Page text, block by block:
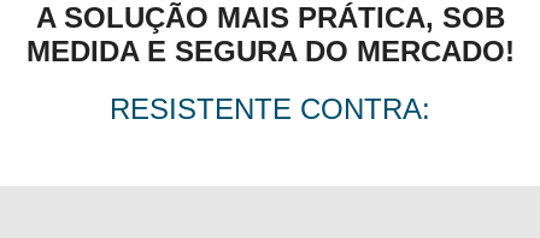
A SOLUÇÃO MAIS PRÁTICA, SOB
MEDIDA E SEGURA DO MERCADO!
RESISTENTE CONTRA: